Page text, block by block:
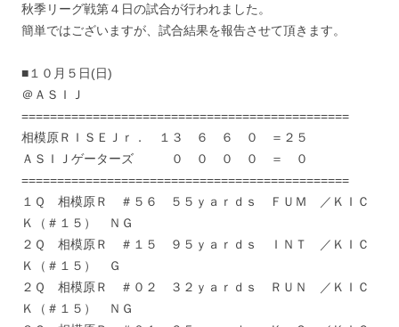
秋季リーグ戦第４日の試合が行われました。
簡単ではございますが、試合結果を報告させて頂きます。
■１０月５日(日)
＠ＡＳＩＪ
==============================================
相模原ＲＩＳＥＪｒ． １３ ６ ６ ０ ＝２５
ＡＳＩＪゲーターズ ０ ０ ０ ０ ＝ ０
==============================================
１Ｑ 相模原Ｒ ＃５６ ５５ｙａｒｄｓ ＦＵＭ ／ＫＩＣ
Ｋ（＃１５） ＮＧ
２Ｑ 相模原Ｒ ＃１５ ９５ｙａｒｄｓ ＩＮＴ ／ＫＩＣ
Ｋ（＃１５） Ｇ
２Ｑ 相模原Ｒ ＃０２ ３２ｙａｒｄｓ ＲＵＮ ／ＫＩＣ
Ｋ（＃１５） ＮＧ